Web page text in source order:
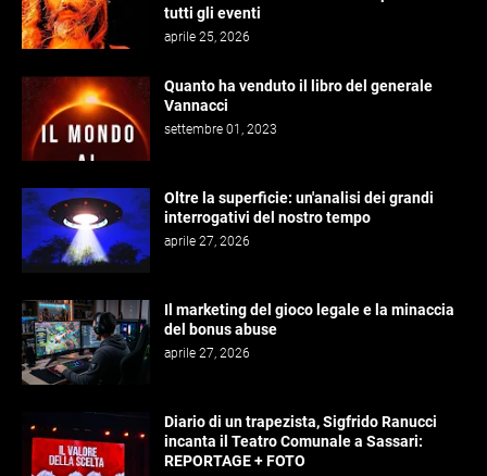
tutti gli eventi
aprile 25, 2026
Quanto ha venduto il libro del generale
Vannacci
settembre 01, 2023
Oltre la superficie: un'analisi dei grandi
interrogativi del nostro tempo
aprile 27, 2026
Il marketing del gioco legale e la minaccia
del bonus abuse
aprile 27, 2026
Diario di un trapezista, Sigfrido Ranucci
incanta il Teatro Comunale a Sassari:
REPORTAGE + FOTO